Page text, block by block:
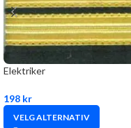
Elektriker
198 kr
VELG ALTERNATIV